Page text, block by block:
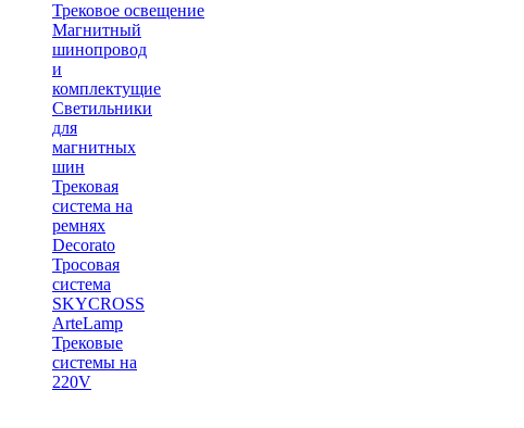
Трековое освещение
Магнитный
шинопровод
и
комплектущие
Светильники
для
магнитных
шин
Трековая
система на
ремнях
Decorato
Тросовая
система
SKYCROSS
ArteLamp
Трековые
системы на
220V